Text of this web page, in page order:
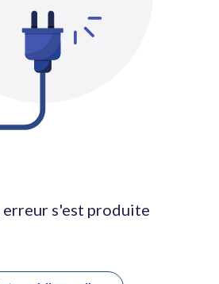
erreur s'est produite